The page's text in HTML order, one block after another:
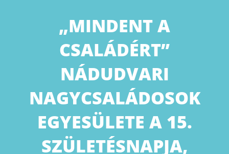
„MINDENT A
CSALÁDÉRT”
NÁDUDVARI
NAGYCSALÁDOSOK
EGYESÜLETE A 15.
SZÜLETÉSNAPJA,